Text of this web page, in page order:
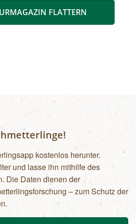
FLATTERN
kostenlos herunter.
und lasse ihn mithilfe des
Die Daten dienen der
– zum Schutz der